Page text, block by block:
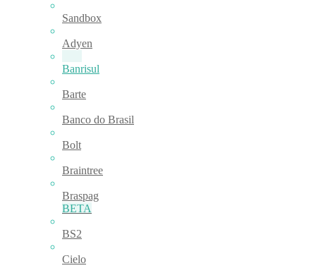
Sandbox
Adyen
Banrisul
Barte
Banco do Brasil
Bolt
Braintree
Braspag
BETA
BS2
Cielo